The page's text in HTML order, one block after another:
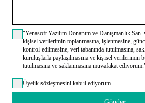
"Yenasoft Yazılım Donanım ve Danışmanlık
kişisel verilerimin toplanmasına, işlenmesine,
kontrol edilmesine, veri tabanında tutulmasına,
kuruluşlarla paylaşılmasına ve kişisel verilerimin
tutulmasına ve saklanmasına muvafakat
Üyelik sözleşmesini kabul ediyorum.